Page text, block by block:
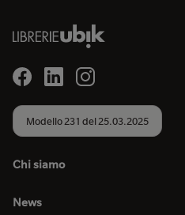
Modello 231 del 25.03.2025
Chi siamo
News